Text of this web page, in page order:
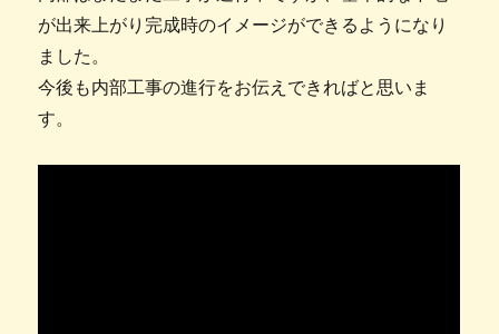
が出来上がり完成時のイメージができるようになり
ました。
今後も内部工事の進行をお伝えできればと思いま
す。